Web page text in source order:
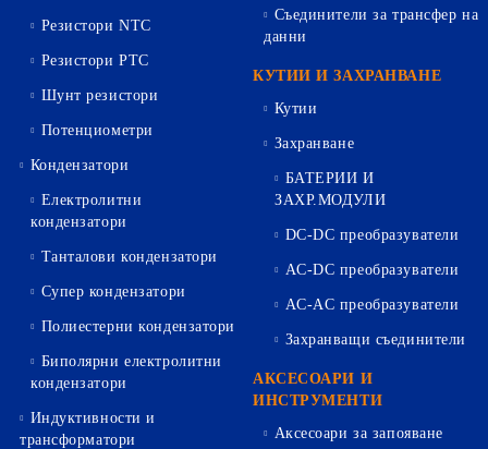
Резистори NTC
Резистори PTC
Шунт резистори
Потенциометри
Кондензатори
Електролитни
кондензатори
Танталови кондензатори
Супер кондензатори
Полиестерни кондензатори
Биполярни електролитни
кондензатори
Индуктивности и
трансформатори
Съединители за трансфер на
данни
КУТИИ И ЗАХРАНВАНЕ
Кутии
Захранване
БАТЕРИИ И
ЗАХР.МОДУЛИ
DC-DC преобразуватели
AC-DC преобразуватели
AC-AC преобразуватели
Захранващи съединители
АКСЕСОАРИ И
ИНСТРУМЕНТИ
Аксесоари за запояване